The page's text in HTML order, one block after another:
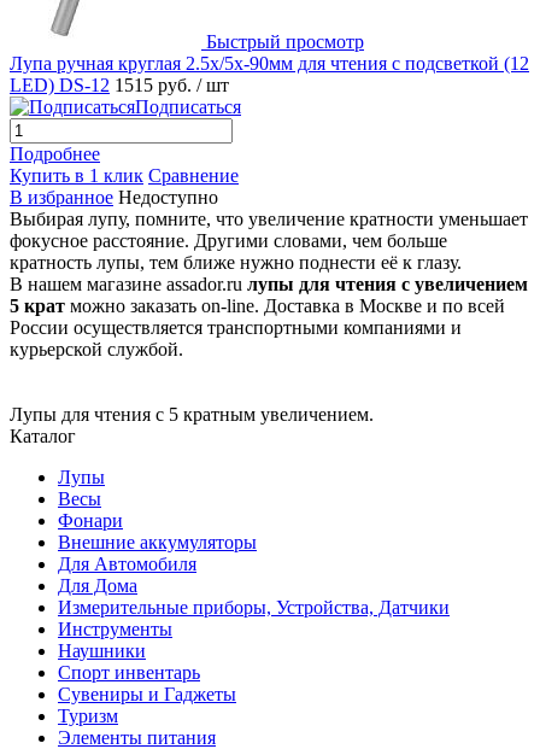
Быстрый просмотр
Лупа ручная круглая 2.5х/5х-90мм для чтения с подсветкой (12
LED) DS-12 1515 руб. / шт
Подписаться
Подробнее
Купить в 1 клик Сравнение
В избранное Недоступно
Выбирая лупу, помните, что увеличение кратности уменьшает
фокусное расстояние. Другими словами, чем больше
кратность лупы, тем ближе нужно поднести её к глазу.
В нашем магазине assador.ru лупы для чтения с увеличением
5 крат можно заказать on-line. Доставка в Москве и по всей
России осуществляется транспортными компаниями и
курьерской службой.
Лупы для чтения с 5 кратным увеличением.
Каталог
Лупы
Весы
Фонари
Внешние аккумуляторы
Для Автомобиля
Для Дома
Измерительные приборы, Устройства, Датчики
Инструменты
Наушники
Спорт инвентарь
Сувениры и Гаджеты
Туризм
Элементы питания